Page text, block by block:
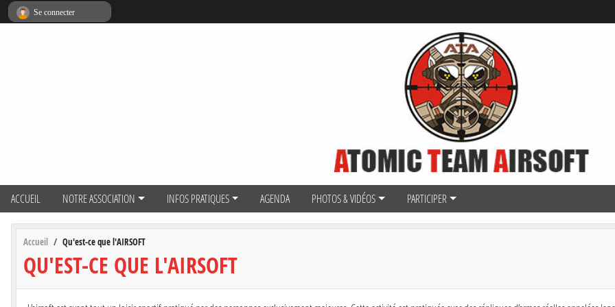
ACCUEIL NOTRE ASSOCIATION INFOS PRATIQUES AGENDA PHOTOS & VIDÉOS PARTICIPER
Accueil Qu'est-ce que l'AIRSOFT
QU'EST-CE QUE L'AIRSOFT
Se connecter
Panneau de gestion des cookies